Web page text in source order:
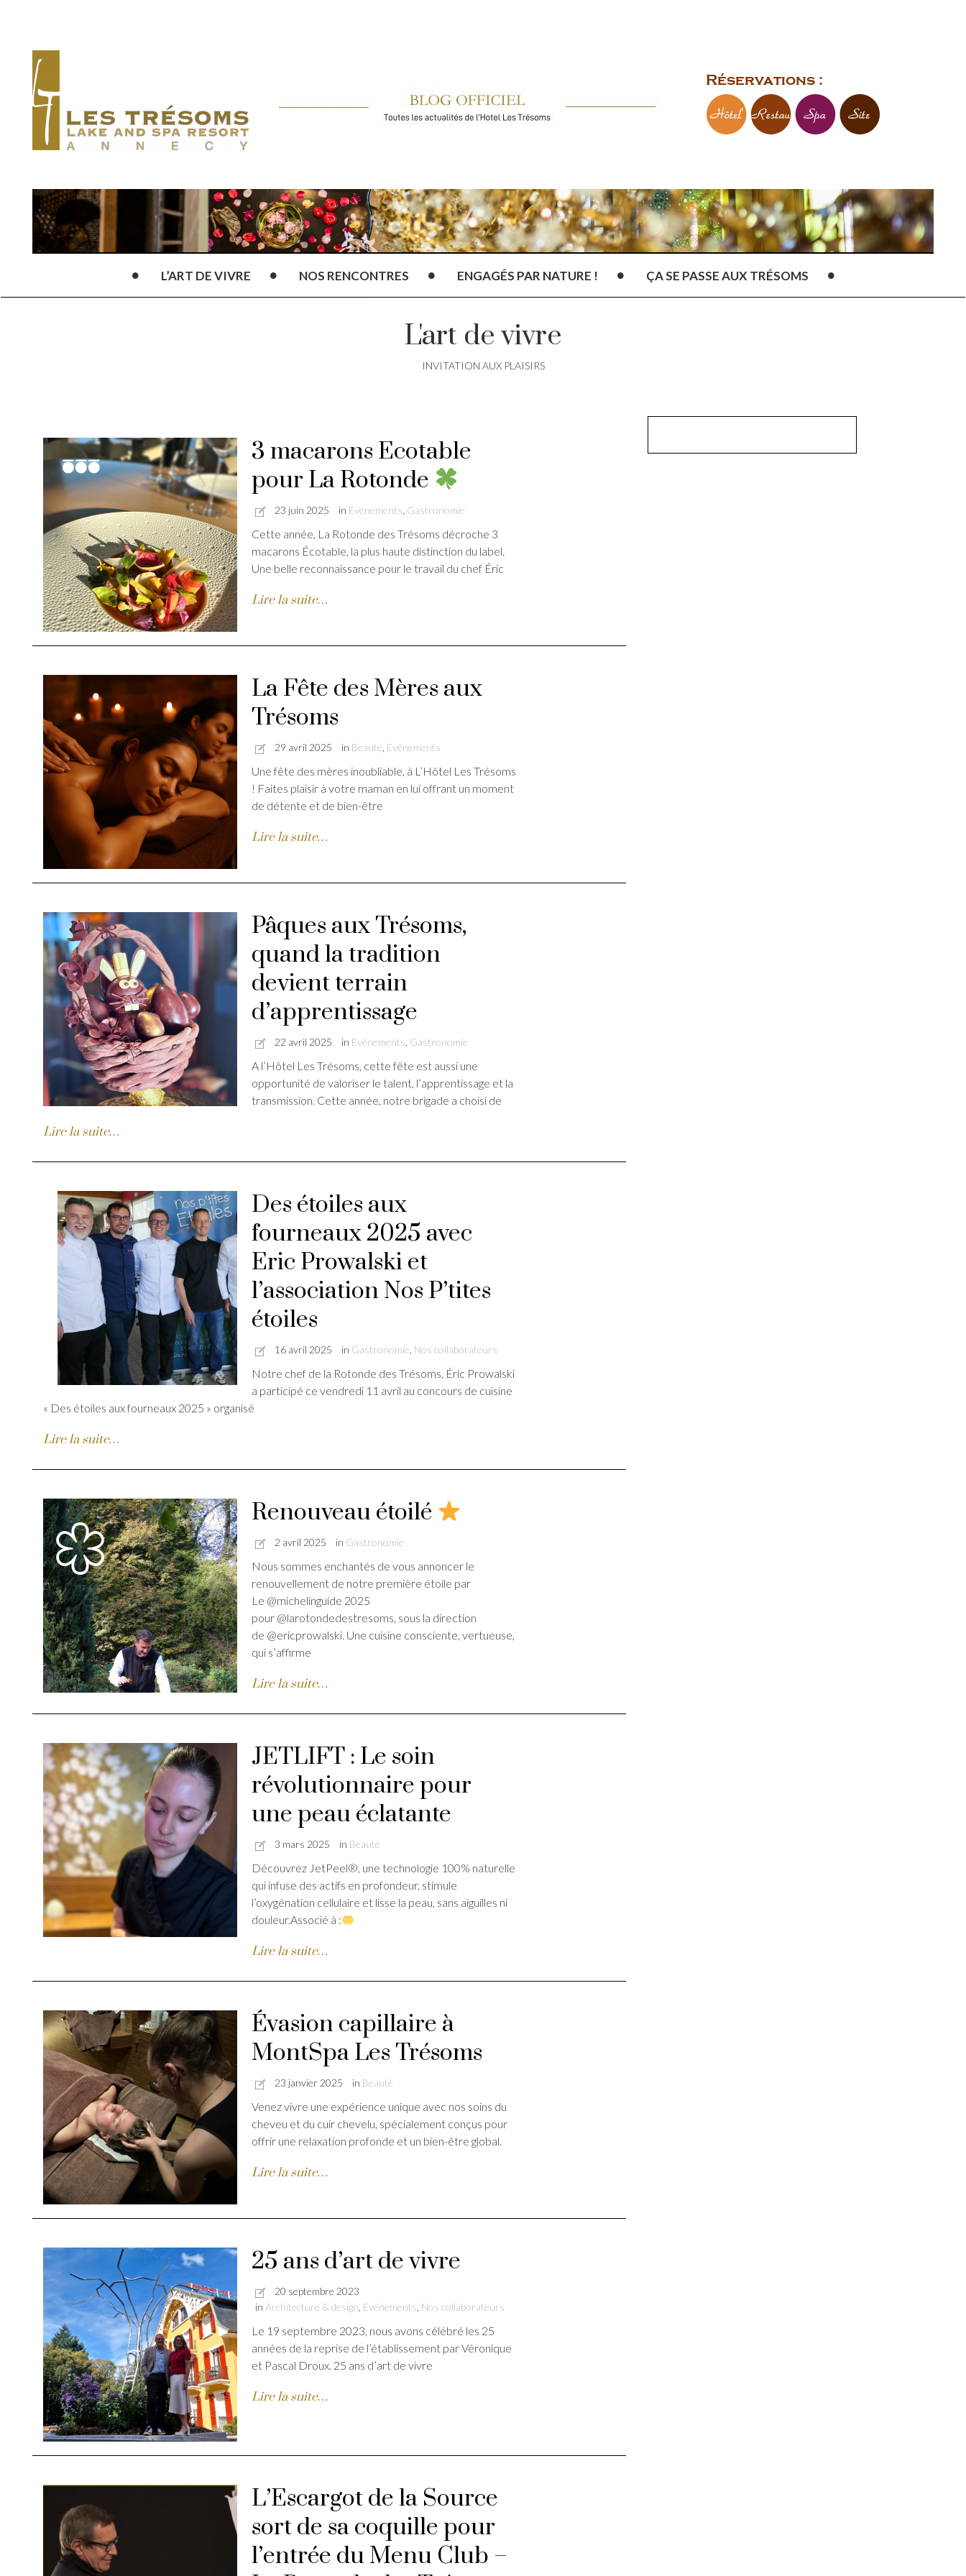
Réservations :
L’ART DE VIVRE NOS RENCONTRES ENGAGÉS PAR NATURE ! ÇA SE PASSE AUX TRÉSOMS
L'art de vivre
INVITATION AUX PLAISIRS
3 macarons Ecotable
pour La Rotonde
23 juin 2025 in Evénements Gastronomie
Cette année, La Rotonde des Trésoms décroche 3
macarons Écotable, la plus haute distinction du label.
Une belle reconnaissance pour le travail du chef Éric
Lire la suite…
La Fête des Mères aux
Trésoms
29 avril 2025 in Beauté Evénements
Une fête des mères inoubliable, à L’Hôtel Les Trésoms
! Faites plaisir à votre maman en lui offrant un moment
de détente et de bien-être
Lire la suite…
Pâques aux Trésoms,
quand la tradition
devient terrain
d’apprentissage
22 avril 2025 in Evénements Gastronomie
A l’Hôtel Les Trésoms, cette fête est aussi une
opportunité de valoriser le talent, l’apprentissage et la
transmission. Cette année, notre brigade a choisi de
Lire la suite…
Des étoiles aux
fourneaux 2025 avec
Eric Prowalski et
l’association Nos P’tites
étoiles
16 avril 2025 in Gastronomie Nos collaborateurs
Notre chef de la Rotonde des Trésoms, Éric Prowalski
a participé ce vendredi 11 avril au concours de cuisine
« Des étoiles aux fourneaux 2025 » organisé
Lire la suite…
Renouveau étoilé
2 avril 2025 in Gastronomie
Nous sommes enchantés de vous annoncer le
renouvellement de notre première étoile par
Le @michelinguide 2025
pour @larotondedestresoms, sous la direction
de @ericprowalski. Une cuisine consciente, vertueuse,
qui s’affirme
Lire la suite…
JETLIFT : Le soin
révolutionnaire pour
une peau éclatante
3 mars 2025 in Beauté
Découvrez JetPeel®, une technologie 100% naturelle
qui infuse des actifs en profondeur, stimule
l’oxygénation cellulaire et lisse la peau, sans aiguilles ni
douleur.Associé à :
Lire la suite…
Évasion capillaire à
MontSpa Les Trésoms
23 janvier 2025 in Beauté
Venez vivre une expérience unique avec nos soins du
cheveu et du cuir chevelu, spécialement conçus pour
offrir une relaxation profonde et un bien-être global.
Lire la suite…
25 ans d’art de vivre
20 septembre 2023
in Architecture & design Evénements Nos collaborateurs
Le 19 septembre 2023, nous avons célébré les 25
années de la reprise de l’établissement par Véronique
et Pascal Droux. 25 ans d’art de vivre
Lire la suite…
L’Escargot de la Source
sort de sa coquille pour
l’entrée du Menu Club –